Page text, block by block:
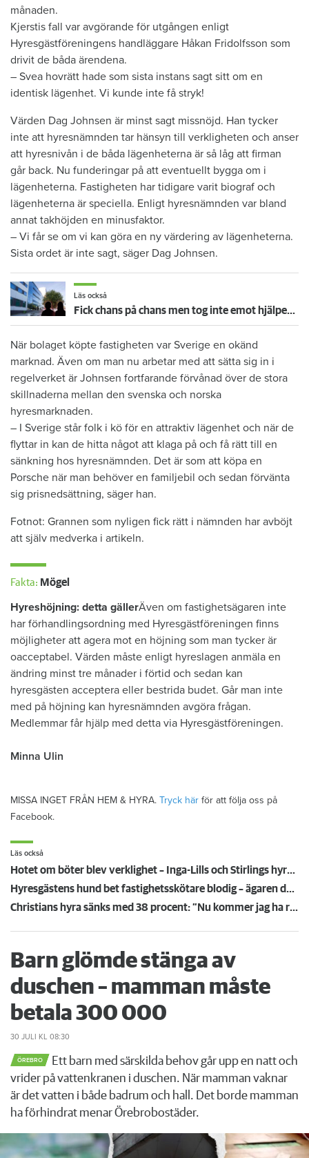
månaden.
Kjerstis fall var avgörande för utgången enligt
Hyresgästföreningens handläggare Håkan Fridolfsson som
drivit de båda ärendena.
– Svea hovrätt hade som sista instans sagt sitt om en
identisk lägenhet. Vi kunde inte få stryk!
Värden Dag Johnsen är minst sagt missnöjd. Han tycker
inte att hyresnämnden tar hänsyn till verkligheten och anser
att hyresnivån i de båda lägenheterna är så låg att firman
går back. Nu funderingar på att eventuellt bygga om i
lägenheterna. Fastigheten har tidigare varit biograf och
lägenheterna är speciella. Enligt hyresnämnden var bland
annat takhöjden en minusfaktor.
– Vi får se om vi kan göra en ny värdering av lägenheterna.
Sista ordet är inte sagt, säger Dag Johnsen.
Läs också
Fick chans på chans men tog inte emot hjälpen – nu vräks paret: ”Tragiskt"
När bolaget köpte fastigheten var Sverige en okänd
marknad. Även om man nu arbetar med att sätta sig in i
regelverket är Johnsen fortfarande förvånad över de stora
skillnaderna mellan den svenska och norska
hyresmarknaden.
– I Sverige står folk i kö för en attraktiv lägenhet och när de
flyttar in kan de hitta något att klaga på och få rätt till en
sänkning hos hyresnämnden. Det är som att köpa en
Porsche när man behöver en familjebil och sedan förvänta
sig prisnedsättning, säger han.
Fotnot: Grannen som nyligen fick rätt i nämnden har avböjt
att själv medverka i artikeln.
Fakta: Mögel
Hyreshöjning: detta gällerÄven om fastighetsägaren inte
har förhandlingsordning med Hyresgästföreningen finns
möjligheter att agera mot en höjning som man tycker är
oacceptabel. Värden måste enligt hyreslagen anmäla en
ändring minst tre månader i förtid och sedan kan
hyresgästen acceptera eller bestrida budet. Går man inte
med på höjning kan hyresnämnden avgöra frågan.
Medlemmar får hjälp med detta via Hyresgästföreningen.
Minna Ulin
MISSA INGET FRÅN HEM & HYRA. Tryck här för att följa oss på
Facebook.
Läs också
Hotet om böter blev verklighet – Inga-Lills och Stirlings hyresvärdar får betala 75 000: ”Herregud så onödigt”
Hyresgästens hund bet fastighetsskötare blodig – ägaren döms och förlorar nu lägenheten
Christians hyra sänks med 38 procent: ”Nu kommer jag ha råd att ta körkort”
Barn glömde stänga av
duschen – mamman måste
betala 300 000
30 JULI KL 08:30
ÖREBRO
Ett barn med särskilda behov går upp en natt och
vrider på vattenkranen i duschen. När mamman vaknar
är det vatten i både badrum och hall. Det borde mamman
ha förhindrat menar Örebrobostäder.